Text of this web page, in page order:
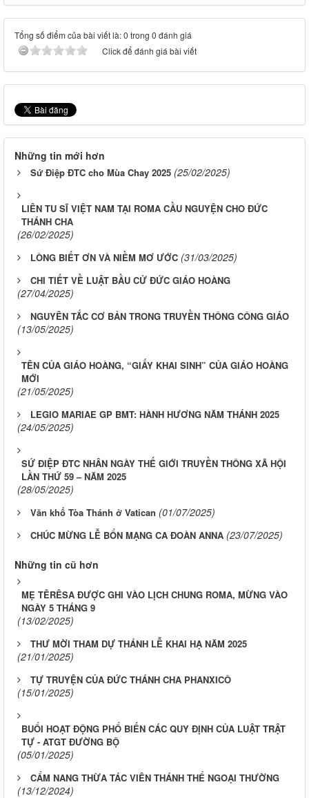
Tổng số điểm của bài viết là: 0 trong 0 đánh giá
Click để đánh giá bài viết
Những tin mới hơn
Sứ Điệp ĐTC cho Mùa Chay 2025 (25/02/2025)
LIÊN TU SĨ VIỆT NAM TẠI ROMA CẦU NGUYỆN CHO ĐỨC
THÁNH CHA
(26/02/2025)
LÒNG BIẾT ƠN VÀ NIỀM MƠ ƯỚC (31/03/2025)
CHI TIẾT VỀ LUẬT BẦU CỬ ĐỨC GIÁO HOÀNG
(27/04/2025)
NGUYÊN TẮC CƠ BẢN TRONG TRUYỀN THÔNG CÔNG GIÁO
(13/05/2025)
TÊN CỦA GIÁO HOÀNG, “GIẤY KHAI SINH” CỦA GIÁO HOÀNG
MỚI
(21/05/2025)
LEGIO MARIAE GP BMT: HÀNH HƯƠNG NĂM THÁNH 2025
(24/05/2025)
SỨ ĐIỆP ĐTC NHÂN NGÀY THẾ GIỚI TRUYỀN THÔNG XÃ HỘI
LẦN THỨ 59 – NĂM 2025
(28/05/2025)
Văn khố Tòa Thánh ở Vatican (01/07/2025)
CHÚC MỪNG LỄ BỔN MẠNG CA ĐOÀN ANNA (23/07/2025)
Những tin cũ hơn
MẸ TÊRÊSA ĐƯỢC GHI VÀO LỊCH CHUNG ROMA, MỪNG VÀO
NGÀY 5 THÁNG 9
(13/02/2025)
THƯ MỜI THAM DỰ THÁNH LỄ KHAI HẠ NĂM 2025
(21/01/2025)
TỰ TRUYỆN CỦA ĐỨC THÁNH CHA PHANXICÔ
(15/01/2025)
BUỔI HOẠT ĐỘNG PHỔ BIẾN CÁC QUY ĐỊNH CỦA LUẬT TRẬT
TỰ - ATGT ĐƯỜNG BỘ
(05/01/2025)
CẨM NANG THỪA TÁC VIÊN THÁNH THỂ NGOẠI THƯỜNG
(13/12/2024)